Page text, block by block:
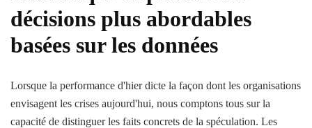
décisions plus abordables
basées sur les données
Lorsque la performance d'hier dicte la façon dont les organisations
envisagent les crises aujourd'hui, nous comptons tous sur la
capacité de distinguer les faits concrets de la spéculation. Les